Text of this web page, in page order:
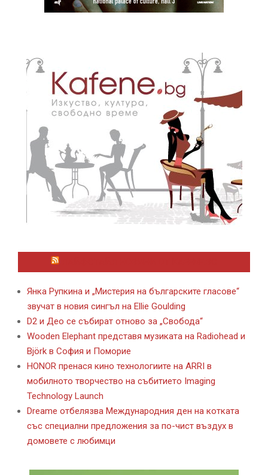
Янка Рупкина и „Мистерия на българските гласове“
звучат в новия сингъл на Ellie Goulding
D2 и Део се събират отново за „Свобода“
Wooden Elephant представя музиката на Radiohead и
Björk в София и Поморие
HONOR пренася кино технологиите на ARRI в
мобилното творчество на събитието Imaging
Technology Launch
Dreame отбелязва Международния ден на котката
със специални предложения за по-чист въздух в
домовете с любимци